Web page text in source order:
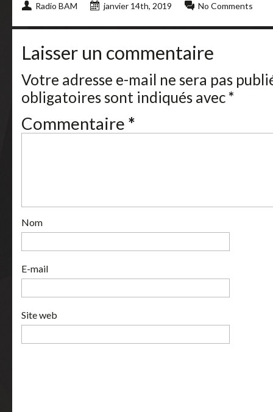
Radio BAM janvier 14th, 2019 No Comments
Laisser un commentaire
Votre adresse e-mail ne sera pas
obligatoires sont indiqués avec*
Commentaire *
Nom
E-mail
Site web